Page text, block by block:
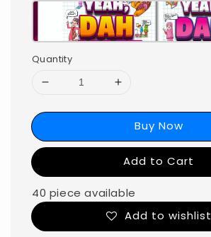
Quantity
Buy Now
Add to Cart
40 piece available
Add to wishlist